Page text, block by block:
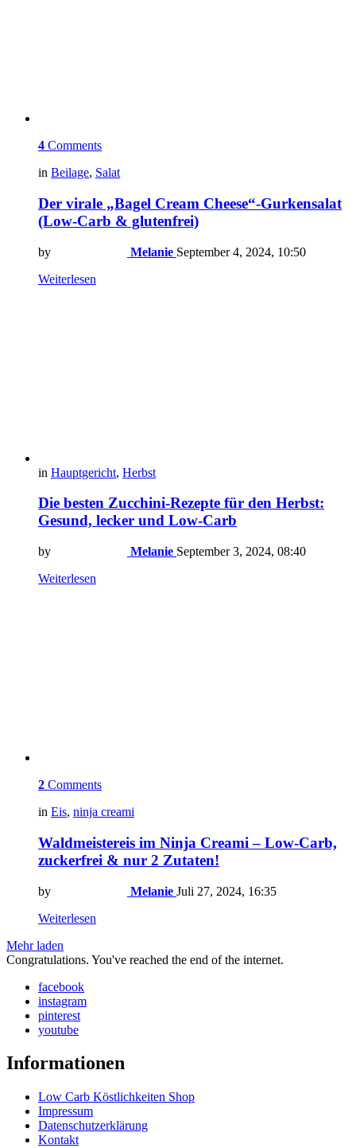
4 Comments
in Beilage, Salat
Der virale „Bagel Cream Cheese“-Gurkensalat
(Low-Carb & glutenfrei)
by Melanie September 4, 2024, 10:50
Weiterlesen
in Hauptgericht, Herbst
Die besten Zucchini-Rezepte für den Herbst:
Gesund, lecker und Low-Carb
by Melanie September 3, 2024, 08:40
Weiterlesen
2 Comments
in Eis, ninja creami
Waldmeistereis im Ninja Creami – Low-Carb,
zuckerfrei & nur 2 Zutaten!
by Melanie Juli 27, 2024, 16:35
Weiterlesen
Mehr laden
Congratulations. You've reached the end of the internet.
facebook
instagram
pinterest
youtube
Informationen
Low Carb Köstlichkeiten Shop
Impressum
Datenschutzerklärung
Kontakt